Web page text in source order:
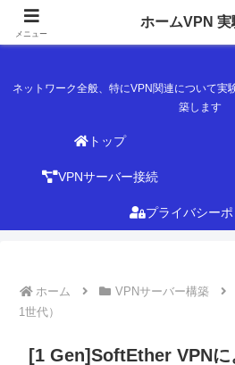
ホームVPN 実
ネットワーク全般、特にVPN関連について実
築します
トップ
VPNサーバー接続
プライバシー
ホーム VPNサーバー構築
1世代）
[1 Gen]SoftEther VPNに
メニュー
ホームVPN 実